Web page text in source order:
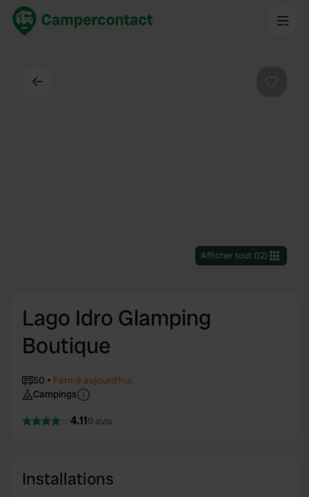
Afficher tout(12)
Lago Idro Glamping
Boutique
50
Fermé aujourd'hui
Campings
4.119 avis
Installations